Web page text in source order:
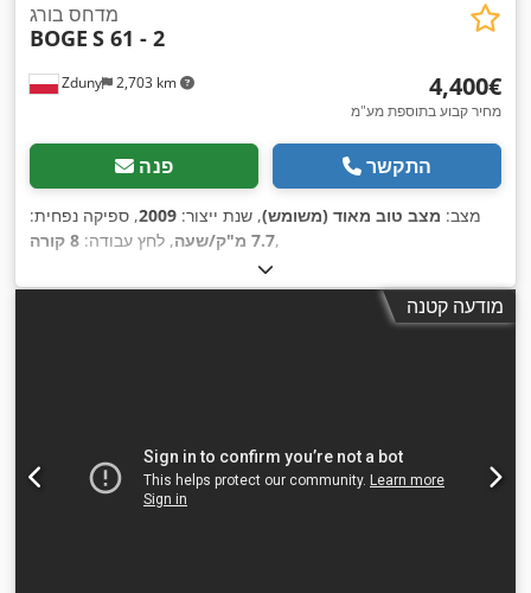
Zduny 2,703 km
מדחס בורג
BOGE S 61 - 2
‏4,400 ‏€
מחיר קבוע בתוספת מע"מ
פנה התקשר
מצב: מצב טוב מאוד (משומש), שנת ייצור: 2009, ספיקה נפחית:
7.7 מ"ק/שעה
, לחץ עבודה: 8 קורה ,
מודעה קטנה